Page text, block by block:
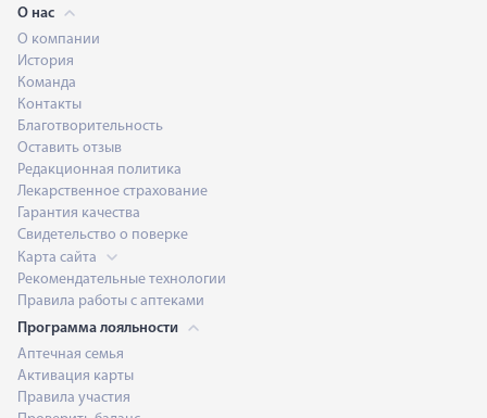
О нас
О компании
История
Команда
Контакты
Благотворительность
Оставить отзыв
Редакционная политика
Лекарственное страхование
Гарантия качества
Свидетельство о поверке
Карта сайта
Рекомендательные технологии
Правила работы с аптеками
Программа лояльности
Аптечная семья
Активация карты
Правила участия